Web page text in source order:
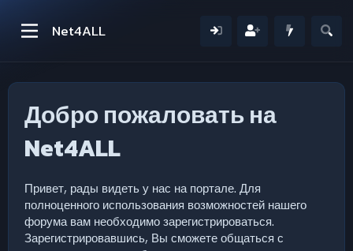
Net4ALL
Добро пожаловать на
Net4ALL
Привет, рады видеть у нас на портале. Для
полноценного использования возможностей нашего
форума вам необходимо зарегистрироваться.
Зарегистрировавшись, Вы сможете общаться с